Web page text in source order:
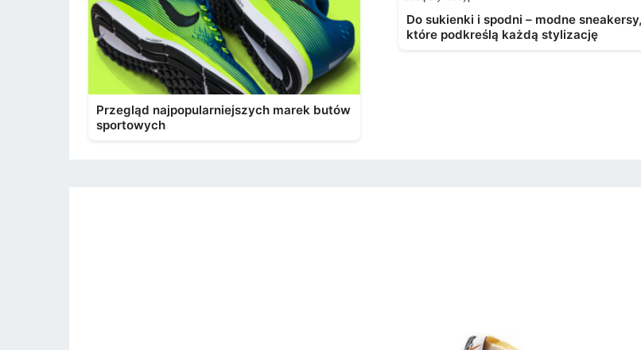
Przegląd najpopularniejszych marek butów
sportowych
Do sukienki i spodni – modne sneakersy,
które podkreślą każdą stylizację